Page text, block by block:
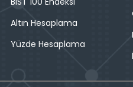
Altın Hesaplama
Yüzde Hesaplama